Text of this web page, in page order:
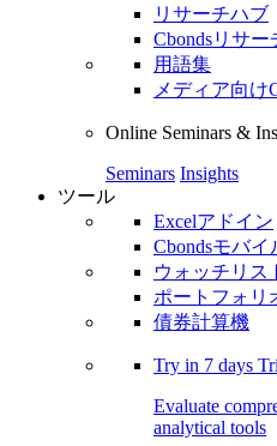
リサーチハブ
Cbondsリサー
用語集
メディア向け
Online Seminars &
Seminars Insights
ツール
Excelアドイン
Cbondsモバイ
ウォッチリス
ポートフォリ
債券計算機
Try in 7 days
Evaluate
analytical tools